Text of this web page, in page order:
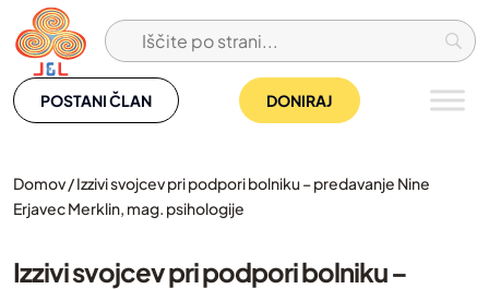
Skip
to
content
POSTANI ČLAN DONIRAJ
Domov/Izzivi svojcev pri podpori bolniku – predavanje Nine
Erjavec Merklin, mag. psihologije
Izzivi svojcev pri podpori bolniku –